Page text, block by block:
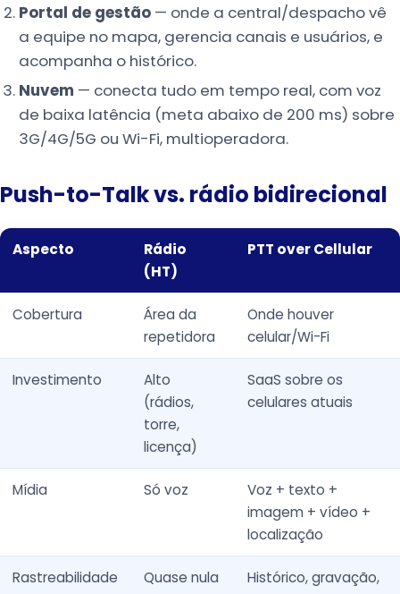
Portal de gestão— onde a central/despacho vê
a equipe no mapa, gerencia canais e usuários, e
acompanha o histórico.
Nuvem — conecta tudo em tempo real, com voz
de baixa latência (meta abaixo de 200 ms) sobre
3G/4G/5G ou Wi-Fi, multioperadora.
Push-to-Talk vs. rádio bidirecional
Aspecto
Rádio
(HT)
PTT over Cellular
Cobertura
Área da
repetidora
Onde houver
celular/Wi-Fi
Investimento
Alto
(rádios,
torre,
licença)
SaaS sobre os
celulares atuais
Mídia Só voz
Voz + texto +
imagem + vídeo +
localização
Rastreabilidade Quase nula
Histórico, gravação,